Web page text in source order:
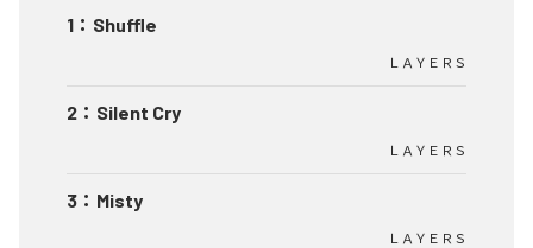
1 ： Shuffle
ＬＡＹＥＲＳ
2 ： Silent Cry
ＬＡＹＥＲＳ
3 ： Misty
ＬＡＹＥＲＳ